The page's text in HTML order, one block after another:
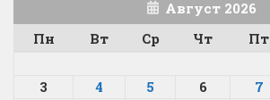
Август 2026
Пн
Вт Ср Чт Пт
3
4 5 6 7